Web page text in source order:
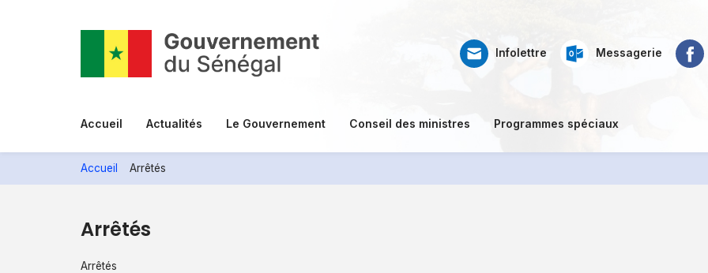
WebInfolettre Messagerie
Menu
principal
Accueil Actualités Le Gouvernement Conseil des ministres Programmes spéciaux
Accueil Arrêtés
Arrêtés
Arrêtés